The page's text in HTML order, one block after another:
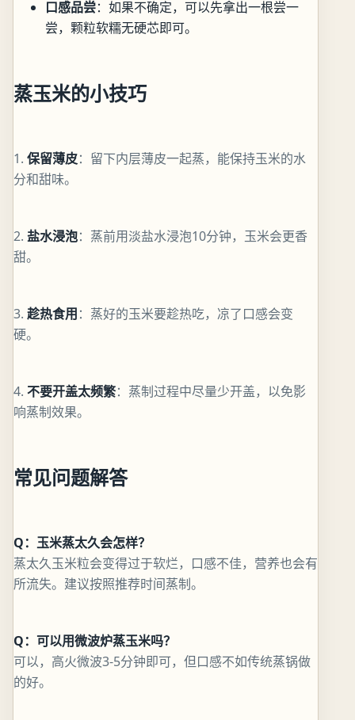
口感品尝：如果不确定，可以先拿出一根尝一
尝，颗粒软糯无硬芯即可。
蒸玉米的小技巧
1. 保留薄皮：留下内层薄皮一起蒸，能保持玉米的水
分和甜味。
2. 盐水浸泡：蒸前用淡盐水浸泡10分钟，玉米会更香
甜。
3. 趁热食用：蒸好的玉米要趁热吃，凉了口感会变
硬。
4. 不要开盖太频繁：蒸制过程中尽量少开盖，以免影
响蒸制效果。
常见问题解答
Q：玉米蒸太久会怎样？
蒸太久玉米粒会变得过于软烂，口感不佳，营养也会有
所流失。建议按照推荐时间蒸制。
Q：可以用微波炉蒸玉米吗？
可以，高火微波3-5分钟即可，但口感不如传统蒸锅做
的好。